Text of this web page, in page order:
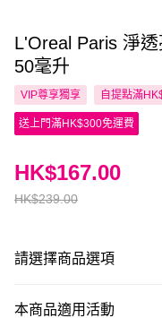
L'Oreal Paris 淨
50毫升
VIP尊享獨享 自提點滿
送上門滿HK$300免運費
HK$239.00
HK$167.00
請選擇商品選項
本商品適用活動